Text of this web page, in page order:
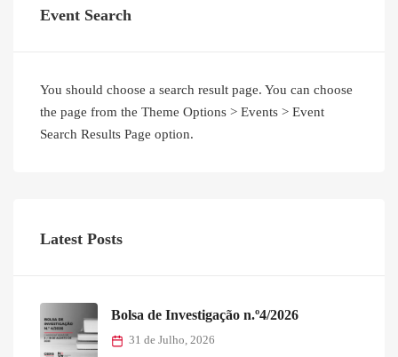
Event Search
You should choose a search result page. You can choose
the page from the Theme Options > Events > Event
Search Results Page option.
Latest Posts
Bolsa de Investigação n.º4/2026
31 de Julho, 2026